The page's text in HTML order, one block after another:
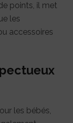
points, il met
les
accessoires
les bébés,